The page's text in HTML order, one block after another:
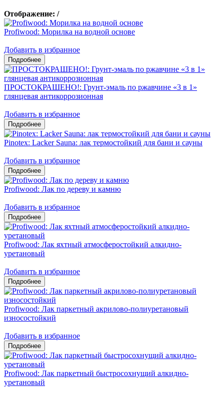
Отображение: /
Profiwood: Морилка на водной основе
Добавить в избранное
ПРОСТОКРАШЕНО!: Грунт-эмаль по ржавчине «3 в 1»
глянцевая антикоррозионная
Добавить в избранное
Pinotex: Lacker Sauna: лак термостойкий для бани и сауны
Добавить в избранное
Profiwood: Лак по дереву и камню
Добавить в избранное
Profiwood: Лак яхтный атмосферостойкий алкидно-
уретановый
Добавить в избранное
Profiwood: Лак паркетный акрилово-полиуретановый
износостойкий
Добавить в избранное
Profiwood: Лак паркетный быстросохнущий алкидно-
уретановый